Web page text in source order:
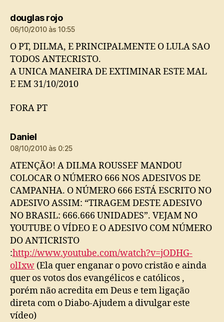
douglas rojodiz:
06/10/2010 às 10:55
O PT, DILMA, E PRINCIPALMENTE O LULA SAO
TODOS ANTECRISTO.
A UNICA MANEIRA DE EXTIMINAR ESTE MAL
E EM 31/10/2010
FORA PT
Danieldiz:
08/10/2010 às 0:25
ATENÇÃO! A DILMA ROUSSEF MANDOU
COLOCAR O NÚMERO 666 NOS ADESIVOS DE
CAMPANHA. O NÚMERO 666 ESTÁ ESCRITO NO
ADESIVO ASSIM: “TIRAGEM DESTE ADESIVO
NO BRASIL: 666.666 UNIDADES”. VEJAM NO
YOUTUBE O VÍDEO E O ADESIVO COM NÚMERO
DO ANTICRISTO
:http://www.youtube.com/watch?v=jODHG-
olIxw (Ela quer enganar o povo cristão e ainda
quer os votos dos evangélicos e católicos ,
porém não acredita em Deus e tem ligação
direta com o Diabo-Ajudem a divulgar este
vídeo)